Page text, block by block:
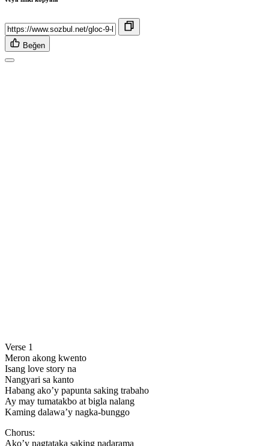
Beğen
Verse 1
Meron akong kwento
Isang love story na
Nangyari sa kanto
Habang ako’y papunta saking trabaho
Ay may tumatakbo at bigla nalang
Kaming dalawa’y nagka-bunggo
Chorus:
Ako’y nagtataka saking nadarama